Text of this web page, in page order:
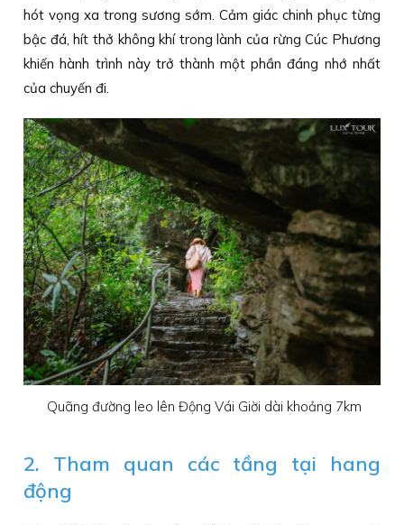
hót vọng xa trong sương sớm. Cảm giác chinh phục từng
bậc đá, hít thở không khí trong lành của rừng Cúc Phương
khiến hành trình này trở thành một phần đáng nhớ nhất
của chuyến đi.
Quãng đường leo lên Động Vái Giời dài khoảng 7km
2. Tham quan các tầng tại hang
động